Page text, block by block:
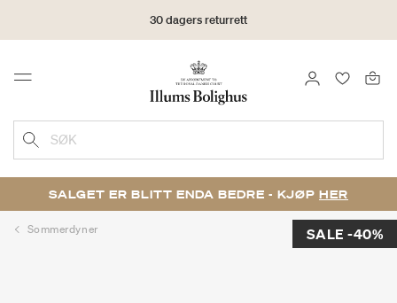
30 dagers returrett
Menu LOGG INN
SØK
SALGET ER BLITT ENDA BEDRE - KJØP HER
Sommerdyner SALE -40%